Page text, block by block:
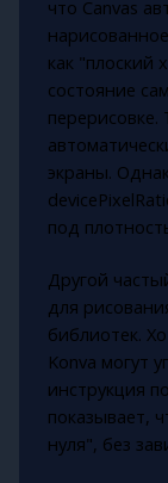
что Canvas
как "плоский
состояние
экраны.
под
Другой
для
библиотек.
Konva могут
инструкция
показывает,
нуля", без